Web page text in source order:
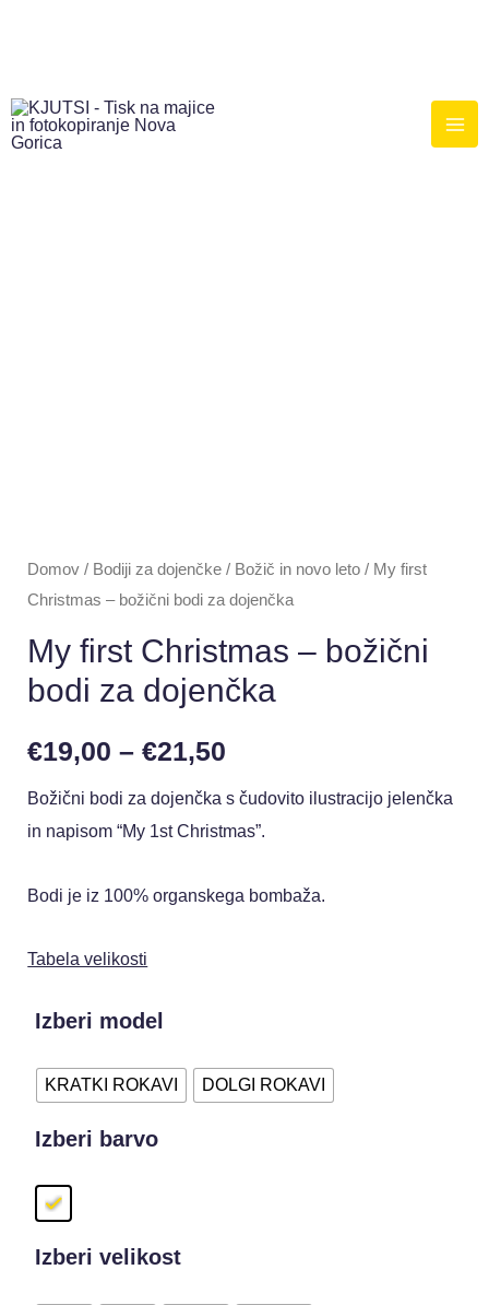
Domov / Bodiji za dojenčke / Božič in novo leto / My first
Christmas – božični bodi za dojenčka
My first Christmas – božični
bodi za dojenčka
€19,00 – €21,50
Božični bodi za dojenčka s čudovito ilustracijo jelenčka
in napisom “My 1st Christmas”.
Bodi je iz 100% organskega bombaža.
Tabela velikosti
Izberi model
KRATKI ROKAVI DOLGI ROKAVI
Izberi barvo
Izberi velikost